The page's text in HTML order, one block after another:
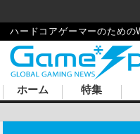
ハードコアゲーマーのための
ホーム 特集